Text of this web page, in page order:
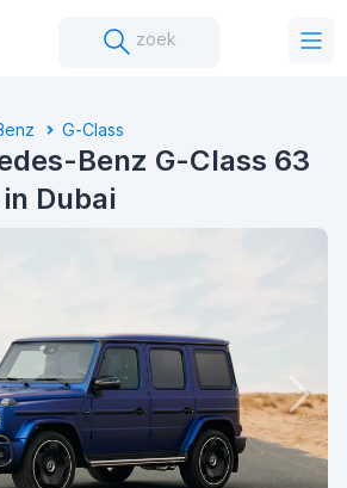
zoek
G-Class
Benz G-Class 63
Dubai